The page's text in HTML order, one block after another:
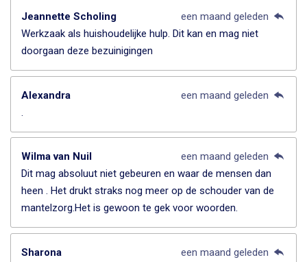
Jeannette Scholing
een maand geleden
Werkzaak als huishoudelijke hulp. Dit kan en mag niet
doorgaan deze bezuinigingen
Alexandra
een maand geleden
Wilma van Nuil
een maand geleden
Dit mag absoluut niet gebeuren en waar de mensen dan
heen . Het drukt straks nog meer op de schouder van de
mantelzorg.Het is gewoon te gek voor woorden.
Sharona
een maand geleden